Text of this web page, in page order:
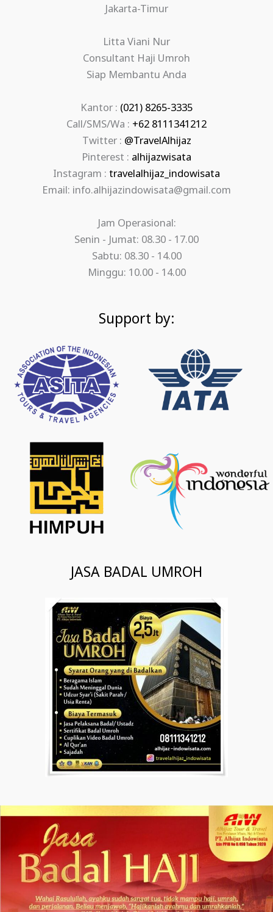
Jakarta-Timur
Litta Viani Nur
Consultant Haji Umroh
Siap Membantu Anda
Kantor : (021) 8265-3335
Call/SMS/Wa : +62 8111341212
Twitter : @TravelAlhijaz
Pinterest : alhijazwisata
Instagram : travelalhijaz_indowisata
Email: info.alhijazindowisata@gmail.com
Jam Operasional:
Senin - Jumat: 08.30 - 17.00
Sabtu: 08.30 - 14.00
Minggu: 10.00 - 14.00
Support by:
JASA BADAL UMROH